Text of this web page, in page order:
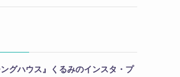
ングハウス』くるみのインスタ・プ